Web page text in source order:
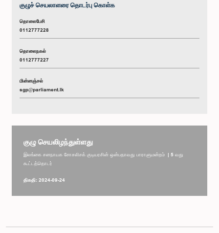
குழுச் செயலாளரை தொடர்பு கொள்க
தொலைபேசி
0112777228
தொலைநகல்
0112777227
மின்னஞ்சல்
sgp@parliament.lk
குழு செயலிழந்துள்ளது
இலங்கை சனநாயக சோசலிசக் குடியரசின் ஒன்பதாவது பாராளுமன்றம் | 5 வது
கூட்டத்தொடர்
திகதி: 2024-09-24